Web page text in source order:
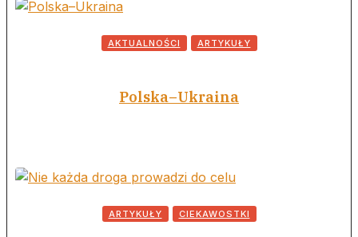
AKTUALNOŚCI ARTYKUŁY
Polska–Ukraina
ARTYKUŁY CIEKAWOSTKI